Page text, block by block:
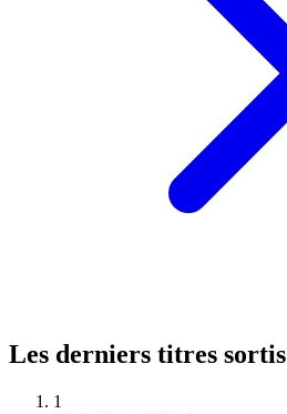
Les derniers titres sortis
1